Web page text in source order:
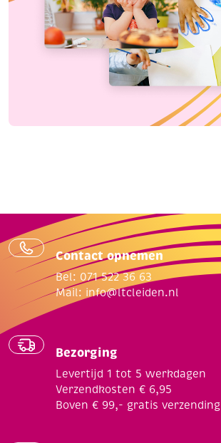
Contact opnemen
Bel: 071 522 36 63
Mail: info@ltcleiden.nl
Bezorging
Levertijd 1 tot 5 werkdagen
Verzendkosten € 6,95
Boven € 99,- gratis verzending